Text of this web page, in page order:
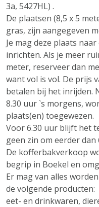
3a, 5427HL) .
De plaatsen (8,5 x 5
gras, zijn aangegeven
Je mag deze plaats
inrichten. Als je meer
meter, reserveer dan
want vol is vol. De prijs
betalen bij het inrijden.
8.30 uur `s morgens,
plaats(en) toegewezen.
Voor 6.30 uur blijft het
geen zin om eerder dan
De kofferbakverkoop
begrip in Boekel en
Er mag van alles
de volgende producten:
eet- en drinkwaren,